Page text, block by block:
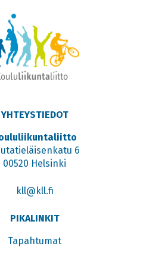
YHTEYSTIEDOT
6
00520 Helsinki
kll@kll.fi
PIKALINKIT
Tapahtumat